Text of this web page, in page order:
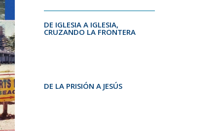
DE IGLESIA A IGLESIA,
CRUZANDO LA FRONTERA
DE LA PRISIÓN A JESÚS